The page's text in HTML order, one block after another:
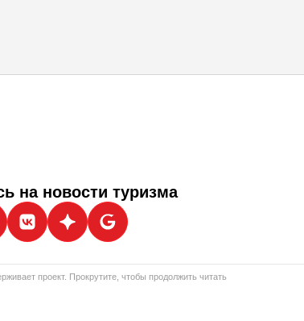
на новости туризма
проект. Прокрутите, чтобы продолжить читать